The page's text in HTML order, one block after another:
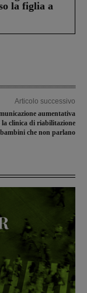
la figlia a
Articolo successivo
aumentativa
clinica di riabilitazione
che non parlano